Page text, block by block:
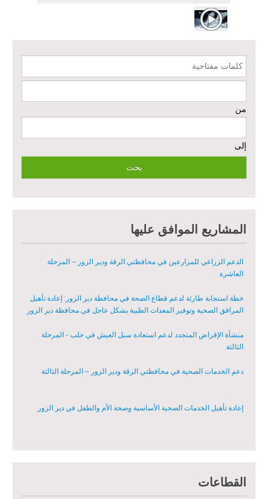
كلمات مفتاحية
من
إلى
المشاريع الموافق عليها
دعم الخدمات الصحية في محافظتي الرقة ودير الزور – المرحلة الثالثة
إعادة تأهيل المنازل لعيش آمن وكريم في الرقة ودير الزور - المرحلة الثالثة
مشروع إعادة تأهيل المأوى والبنية التحتية المستدامة في محافظة السويداء
مبادرة متعددة القطاعات لإعادة التأهيل في مدينة جسر الشغور
مبادرة متعددة القطاعات لإعادة التأهيل في مدينة جسر الشغور – المرحلة
الثانية
الدعم الزراعي للمزارعين في محافظتي الرقة ودير الزور – المرحلة
العاشرة
خطة استجابة طارئة لدعم قطاع الصحة في محافظة دير الزور: إعادة تأهيل
المرافق الصحية وتوفير المعدات الطبية بشكل عاجل في محافظة دير الزور
منشأة الإقراض المتجدد لدعم استعادة سبل العيش في حلب - المرحلة
الثالثة
دعم الخدمات الصحية في محافظتي الرقة ودير الزور – المرحلة الثالثة
إعادة تأهيل الخدمات الصحية الأساسية وصحة الأم والطفل في دير الزور
مشروع إعادة تأهيل المأوى والبنية التحتية المستدامة في محافظة السويداء
القطاعات